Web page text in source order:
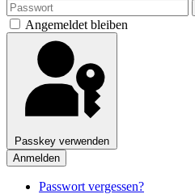
Angemeldet bleiben
Passkey verwenden
Anmelden
Passwort vergessen?